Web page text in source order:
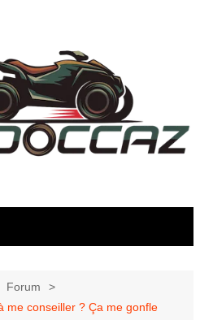
Forum
me conseiller ? Ça me gonfle